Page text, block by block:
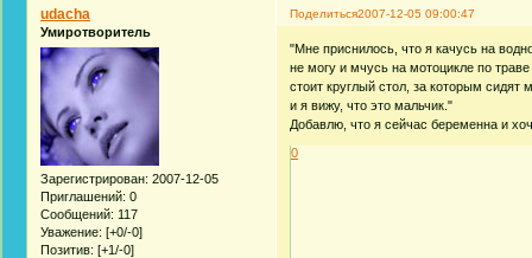
Поделиться2007-12-05 09:00:47
udacha
Умиротворитель
Зарегистрирован: 2007-12-05
Приглашений: 0
Сообщений: 117
Уважение: [+0/-0]
Позитив: [+1/-0]
"Мне приснилось, что я качусь на
не могу и мчусь на мотоцикле по
стоит круглый стол, за которым сидят
и я вижу, что это мальчик."
Добавлю, что я сейчас беременна и
0